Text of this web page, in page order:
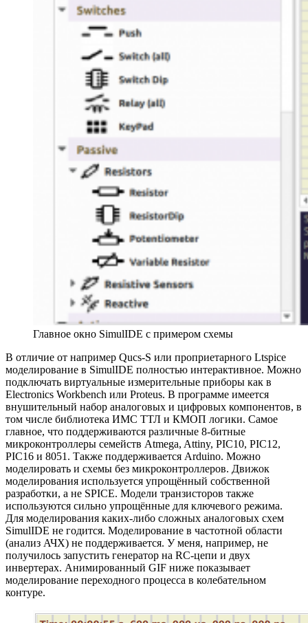
Главное окно SimulIDE с примером схемы
В отличие от например Qucs-S или проприетарного Ltspice
моделирование в SimulIDE полностью интерактивное. Можно
подключать виртуальные измерительные приборы как в
Electronics Workbench или Proteus. В программе имеется
внушительный набор аналоговых и цифровых компонентов, в
том числе библиотека ИМС ТТЛ и КМОП логики. Самое
главное, что поддерживаются различные 8-битные
микроконтроллеры семейств Atmega, Attiny, PIC10, PIC12,
PIC16 и 8051. Также поддерживается Arduino. Можно
моделировать и схемы без микроконтроллеров. Движок
моделирования используется упрощённый собственной
разработки, а не SPICE. Модели транзисторов также
используются сильно упрощённые для ключевого режима.
Для моделирования каких-либо сложных аналоговых схем
SimulIDE не годится. Моделирование в частотной области
(анализ АЧХ) не поддерживается. У меня, например, не
получилось запустить генератор на RC-цепи и двух
инвертерах. Анимированный GIF ниже показывает
моделирование переходного процесса в колебательном
контуре.